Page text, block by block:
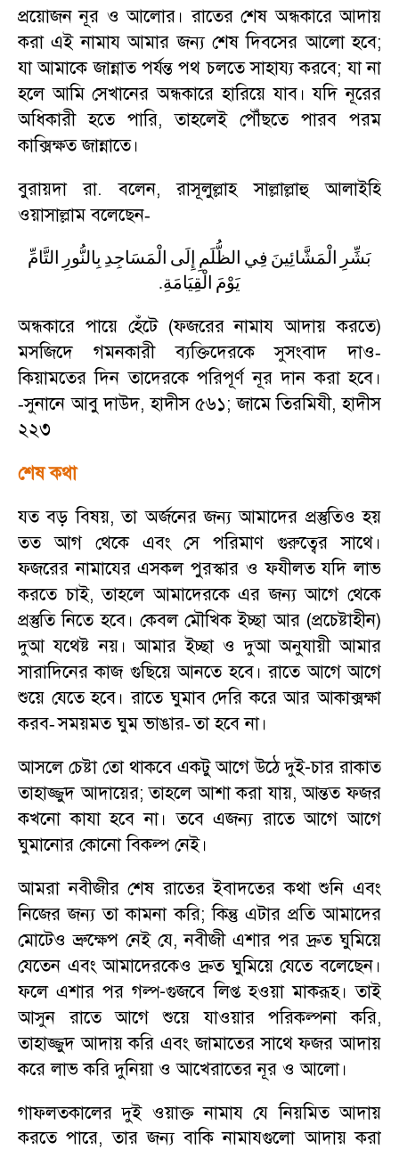
প্রয়োজন নূর ও আলোর। রাতের শেষ অন্ধকারে আদায়
করা এই নামায আমার জন্য শেষ দিবসের আলো হবে;
যা আমাকে জান্নাত পর্যন্ত পথ চলতে সাহায্য করবে;যা না
হলে আমি সেখানের অন্ধকারে হারিয়ে যাব। যদি নূরের
অধিকারী হতে পারি,তাহলেই পৌঁছতে পারব পরম
কাক্সিক্ষত জান্নাতে।
বুরায়দা রা. বলেন,রাসূলুল্লাহ সাল্লাল্লাহু আলাইহি
ওয়াসাল্লাম বলেছেন-
بَشِّرِ الْمَشَّائِينَ فِي الظُّلَمِ إِلَى الْمَسَاجِدِ بِالنُّورِ
التَّامِّ
يَوْمَ الْقِيَامَةِ.
অন্ধকারে পায়ে হেঁটে (ফজরের নামায আদায় করতে)
মসজিদে গমনকারী ব্যক্তিদেরকে সুসংবাদ দাও-
কিয়ামতের দিন তাদেরকে পরিপূর্ণ নূর দান করা হবে।
-সুনানে আবু দাউদ,হাদীস ৫৬১;জামে তিরমিযী,হাদীস
২২৩
শেষ কথা
যত বড় বিষয়,তা অর্জনের জন্য আমাদের প্রস্তুতিও হয়
তত আগ থেকে এবং সে পরিমাণ গুরুত্বের সাথে।
ফজরের নামাযের এসকল পুরস্কার ও ফযীলত যদি লাভ
করতে চাই,তাহলে আমাদেরকে এর জন্য আগে থেকে
প্রস্তুতি নিতে হবে। কেবল মৌখিক ইচ্ছা আর (প্রচেষ্টাহীন)
দুআ যথেষ্ট নয়। আমার ইচ্ছা ও দুআ অনুযায়ী আমার
সারাদিনের কাজ গুছিয়ে আনতে হবে। রাতে আগে আগে
শুয়ে যেতে হবে। রাতে ঘুমাব দেরি করে আর আকাক্সক্ষা
করব-সময়মত ঘুম ভাঙার-তা হবে না।
আসলে চেষ্টা তো থাকবে একটু আগে উঠে দুই-চার রাকাত
তাহাজ্জুদ আদায়ের;তাহলে আশা করা যায়,আন্তত ফজর
কখনো কাযা হবে না। তবে এজন্য রাতে আগে আগে
ঘুমানোর কোনো বিকল্প নেই।
আমরা নবীজীর শেষ রাতের ইবাদতের কথা শুনি এবং
নিজের জন্য তা কামনা করি;কিন্তু এটার প্রতি আমাদের
মোটেও ভ্রুক্ষেপ নেই যে,নবীজী এশার পর দ্রুত ঘুমিয়ে
যেতেন এবং আমাদেরকেও দ্রুত ঘুমিয়ে যেতে বলেছেন।
ফলে এশার পর গল্প-গুজবে লিপ্ত হওয়া মাকরূহ। তাই
আসুন রাতে আগে শুয়ে যাওয়ার পরিকল্পনা করি,
তাহাজ্জুদ আদায় করি এবং জামাতের সাথে ফজর আদায়
করে লাভ করি দুনিয়া ও আখেরাতের নূর ও আলো।
গাফলতকালের দুই ওয়াক্ত নামায যে নিয়মিত আদায়
করতে পারে,তার জন্য বাকি নামাযগুলো আদায় করা